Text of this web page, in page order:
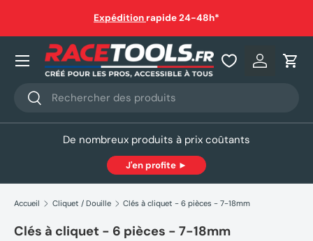
Aller au contenu
Expédition rapide 24-48h*
Recherche
Rechercher
Se
Nos produits
De nombreux produits à prix coûtants
J'en profite ►
Accueil Cliquet / Douille Clés à cliquet - 6 pièces - 7-18mm
Clés à cliquet - 6 pièces - 7-18mm